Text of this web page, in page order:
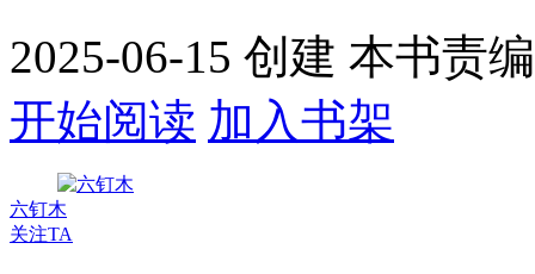
2025-06-15 创建 本书责
开始阅读 加入书架
六钉木
关注TA